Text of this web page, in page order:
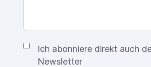
Ich abonniere direkt auch
Newsletter